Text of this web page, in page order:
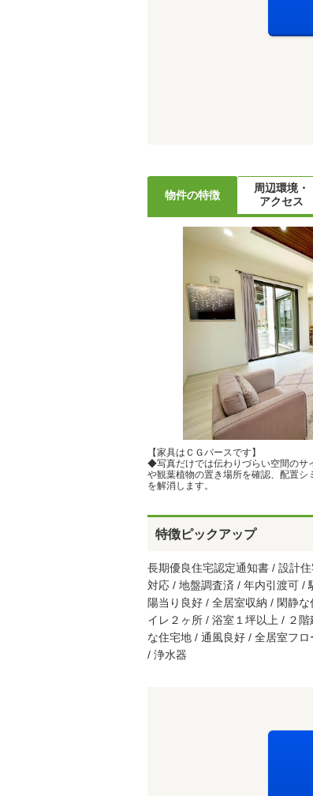
物件の特徴
周辺環境・
アクセス
【家具はＣＧパースです】
◆写真だけでは伝わりづらい空間のサ
や観葉植物の置き場所を確認、配置
を解消します。
特徴ピックアップ
長期優良住宅認定通知書 / 設計
対応 / 地盤調査済 / 年内引渡可 /
陽当り良好 / 全居室収納 / 閑静
イレ２ヶ所 / 浴室１坪以上 / ２
な住宅地 / 通風良好 / 全居室フ
/ 浄水器